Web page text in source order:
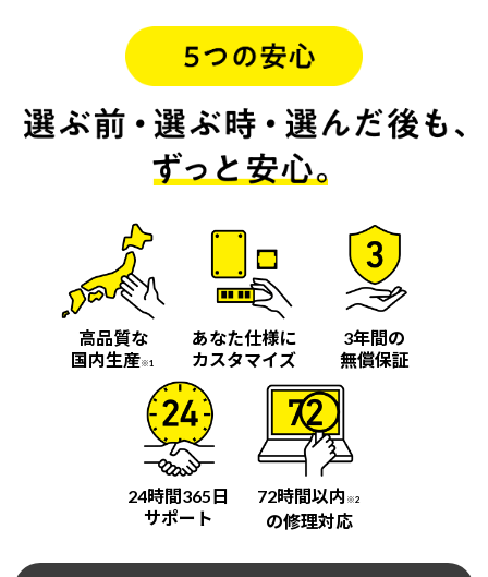
高品質な
国内生産※1
あなた仕様に
カスタマイズ
3年間の
無償保証
24時間365日
サポート
72時間以内 ※2
の修理対応